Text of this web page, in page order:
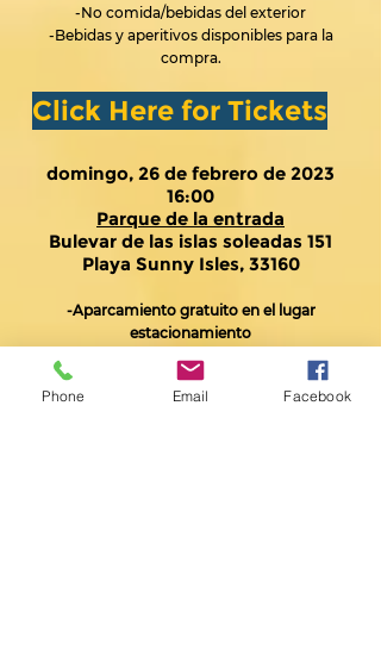
-No comida/bebidas del exterior
-Bebidas y aperitivos disponibles para la
compra.
Click Here for Tickets
domingo, 26 de febrero de 2023
16:00
Parque de la entrada
Bulevar de las islas soleadas 151
Playa Sunny Isles, 33160
-Aparcamiento gratuito en el lugar
estacionamiento
-Llevar una manta/silla de jardín
y un picnic
-Sillas provistas para personas
Phone Email Facebook